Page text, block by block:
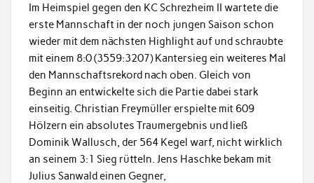
Im Heimspiel gegen den KC Schrezheim II wartete die
erste Mannschaft in der noch jungen Saison schon
wieder mit dem nächsten Highlight auf und schraubte
mit einem 8:0 (3559:3207) Kantersieg ein weiteres Mal
den Mannschaftsrekord nach oben. Gleich von
Beginn an entwickelte sich die Partie dabei stark
einseitig. Christian Freymüller erspielte mit 609
Hölzern ein absolutes Traumergebnis und ließ
Dominik Wallusch, der 564 Kegel warf, nicht wirklich
an seinem 3:1 Sieg rütteln. Jens Haschke bekam mit
Julius Sanwald einen Gegner,